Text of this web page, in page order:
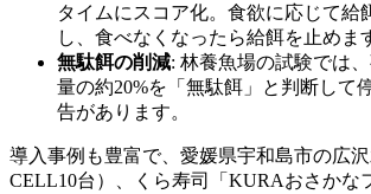
タイムにスコア化。食欲に応じて給
し、食べなくなったら給餌を止めま
無駄餌の削減: 林養魚場の試験では
量の約20%を「無駄餌」と判断して
告があります。
導入事例も豊富で、愛媛県宇和島市の広沢
CELL10台）、くら寿司「KURAおさかな